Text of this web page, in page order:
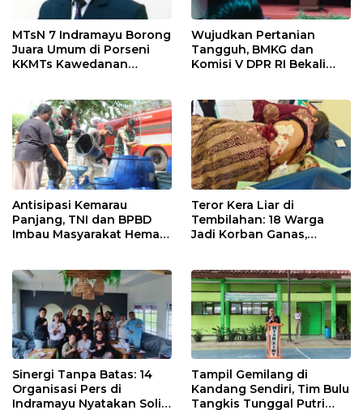
MTsN 7 Indramayu Borong
Juara Umum di Porseni
KKMTs Kawedanan
Wujudkan Pertanian
Tangguh, BMKG dan
Komisi V DPR RI Bekali
Antisipasi Kemarau
Panjang, TNI dan BPBD
Imbau Masyarakat Hemat
Teror Kera Liar di
Tembilahan: 18 Warga
Jadi Korban Ganas,
Sinergi Tanpa Batas: 14
Organisasi Pers di
Indramayu Nyatakan Solid
Tampil Gemilang di
Kandang Sendiri, Tim Bulu
Tangkis Tunggal Putri